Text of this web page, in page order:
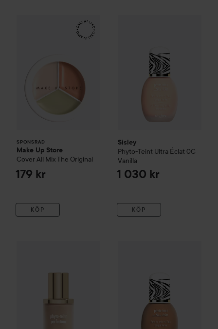
SPONSRAD
Make Up Store
Cover All MixThe Original
179 kr
KÖP
Make Up Store
Sisley
Phyto-Teint Ultra Éclat 0C
Vanilla
1 030 kr
KÖP